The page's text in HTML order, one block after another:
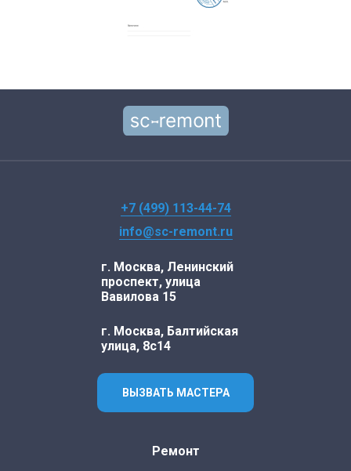
+7 (499) 113-44-74
info@sc-remont.ru
г. Москва, Ленинский
проспект, улица
Вавилова 15
г. Москва, Балтийская
улица, 8с14
ВЫЗВАТЬ МАСТЕРА
Ремонт